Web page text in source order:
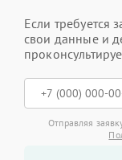
Если требуется
свои данные и
Отправляя